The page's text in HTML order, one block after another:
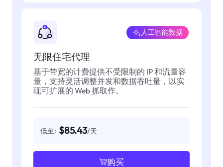
无限住宅代理
人工智能数据
基于带宽的计费提供不受限制的 IP 和流量容
量，支持灵活调整并发和数据吞吐量，以实
现可扩展的 Web 抓取作。
低至: $85.43/天
购买